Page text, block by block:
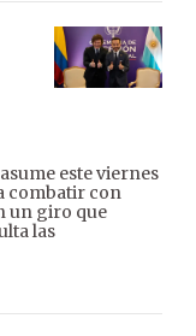
este viernes
combatir con
un giro que
las